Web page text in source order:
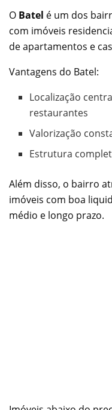
O Batel é um dos
com imóveis
de apartamentos e
Vantagens do Batel:
Localização
restaurantes
Valorização
Estrutura
Além disso, o bairro
imóveis com boa
médio e longo prazo.